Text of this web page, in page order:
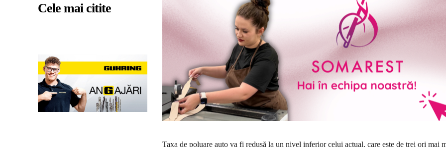
Cele mai citite
Taxa de poluare auto va fi redusă la un nivel inferior celui actual, care este de trei ori mai